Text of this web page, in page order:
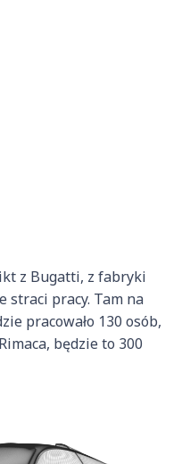
z Bugatti, z fabryki
straci pracy. Tam na
pracowało 130 osób,
będzie to 300